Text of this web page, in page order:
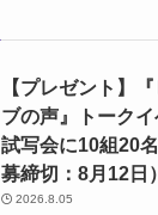
【プレゼント】
ブの声』トーク
試写会に10組20
募締切：8月12日）
2026.8.05